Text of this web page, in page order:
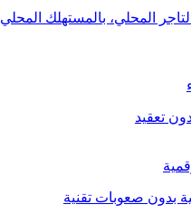
المحلي، بالمستهلك المحلي
تعقيد
بدون صعوبات تقنية